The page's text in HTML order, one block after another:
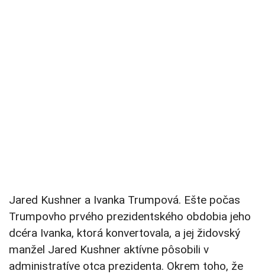
Jared Kushner a Ivanka Trumpová. Ešte počas
Trumpovho prvého prezidentského obdobia jeho
dcéra Ivanka, ktorá konvertovala, a jej židovský
manžel Jared Kushner aktívne pôsobili v
administratíve otca prezidenta. Okrem toho, že